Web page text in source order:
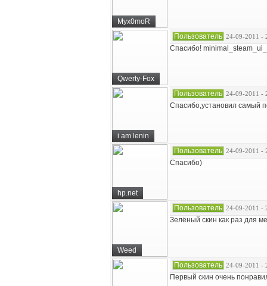
Myx0moR
Qwerty-Fox
Пользователь 24-09-2011 -
Спасибо!
i am lenin
Пользователь 24-09-2011 -
Спасибо,установил самый
hp.net
Пользователь 24-09-2011 -
Спасибо)
Weed
Пользователь 24-09-2011 -
Зелёный скин как раз для
Пользователь 24-09-2011 -
Первый скин очень